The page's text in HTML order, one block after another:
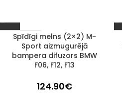
Izpārdots
Spīdīgi melns (2×2) M-
Sport aizmugurējā
bampera difuzors BMW
F06, F12, F13
124.90€